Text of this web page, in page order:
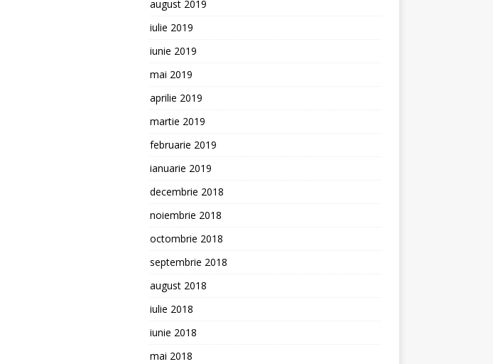
august 2019
iulie 2019
iunie 2019
mai 2019
aprilie 2019
martie 2019
februarie 2019
ianuarie 2019
decembrie 2018
noiembrie 2018
octombrie 2018
septembrie 2018
august 2018
iulie 2018
iunie 2018
mai 2018